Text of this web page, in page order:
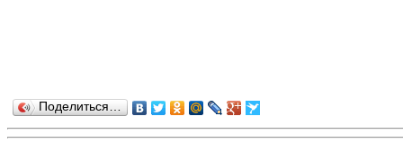
Поделиться…